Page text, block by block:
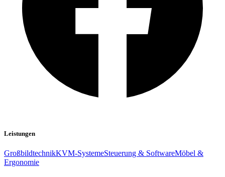
Leistungen
GroßbildtechnikKVM-SystemeSteuerung & SoftwareMöbel &
Ergonomie